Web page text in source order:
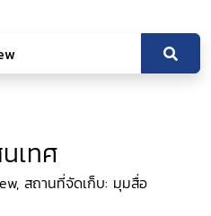
เทศ
สถานที่จัดเก็บ: มุมสื่อ